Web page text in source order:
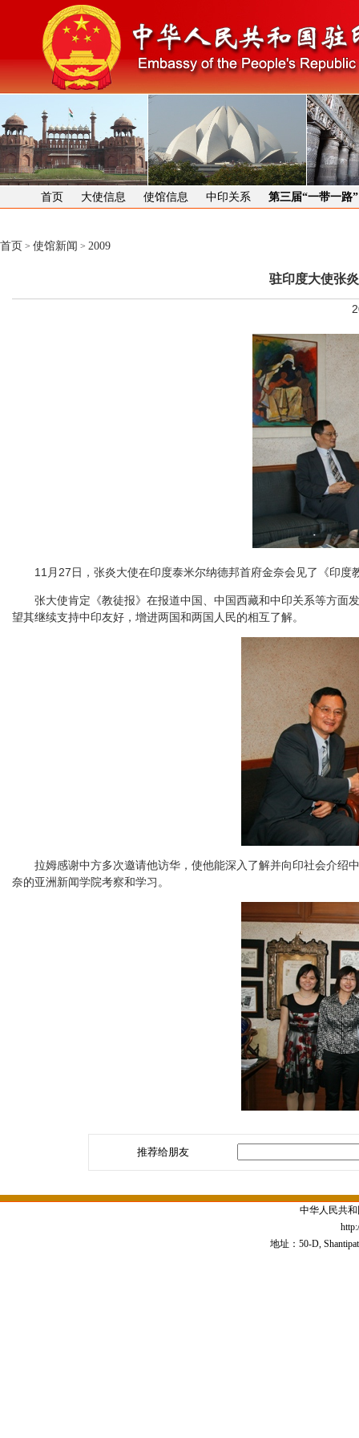
首页 大使信息 使馆信息 中印关系 第三届“一带一路
首页 > 使馆新闻 > 2009
驻印度大使张
11月27日，张炎大使在印度泰米尔纳德邦首府金奈会见了《印度
张大使肯定《教徒报》在报道中国、中国西藏和中印关系等方面
望其继续支持中印友好，增进两国和两国人民的相互了解。
拉姆感谢中方多次邀请他访华，使他能深入了解并向印社会介绍
奈的亚洲新闻学院考察和学习。
推荐给朋友
中华人民共
地址：50-D,